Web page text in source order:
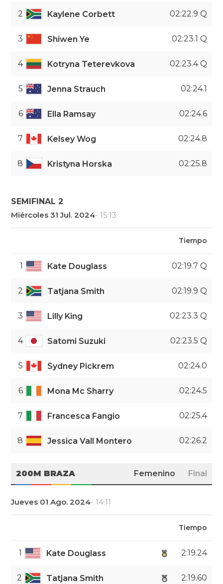
2 Kaylene Corbett 02:22.9 Q
3 Shiwen Ye 02:23.1 Q
4 Kotryna Teterevkova 02:23.4 Q
5 Jenna Strauch 02:24.1
6 Ella Ramsay 02:24.6
7 Kelsey Wog 02:24.8
8 Kristyna Horska 02:25.8
SEMIFINAL 2
Miércoles 31 Jul. 2024- 15:13
Tiempo
1 Kate Douglass 02:19.7 Q
2 Tatjana Smith 02:19.9 Q
3 Lilly King 02:23.3 Q
4 Satomi Suzuki 02:23.5 Q
5 Sydney Pickrem 02:24.0
6 Mona Mc Sharry 02:24.5
7 Francesca Fangio 02:25.4
8 Jessica Vall Montero 02:26.2
200M BRAZA Femenino Final
Jueves 01 Ago. 2024- 14:11
Tiempo
1 Kate Douglass 2:19.24
2 Tatjana Smith 2:19.60